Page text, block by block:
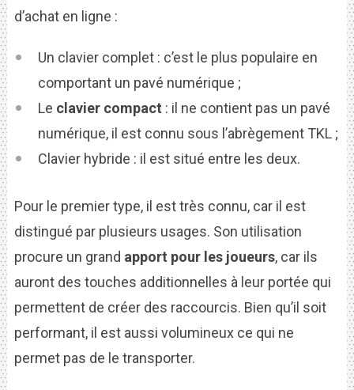
d’achat en ligne :
Un clavier complet : c’est le plus populaire en
comportant un pavé numérique ;
Le clavier compact : il ne contient pas un pavé
numérique, il est connu sous l’abrègement TKL ;
Clavier hybride : il est situé entre les deux.
Pour le premier type, il est très connu, car il est
distingué par plusieurs usages. Son utilisation
procure un grand apport pour les joueurs, car ils
auront des touches additionnelles à leur portée qui
permettent de créer des raccourcis. Bien qu’il soit
performant, il est aussi volumineux ce qui ne
permet pas de le transporter.